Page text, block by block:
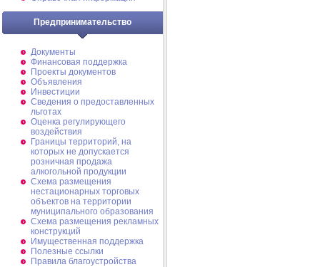
Предпринимательство
Документы
Финансовая поддержка
Проекты документов
Объявления
Инвестиции
Сведения о предоставленных
льготах
Оценка регулирующего
воздействия
Границы территорий, на
которых не допускается
розничная продажа
алкогольной продукции
Схема размещения
нестационарных торговых
объектов на территории
муниципального образования
Схема размещения рекламных
конструкций
Имущественная поддержка
Полезные ссылки
Правила благоустройства